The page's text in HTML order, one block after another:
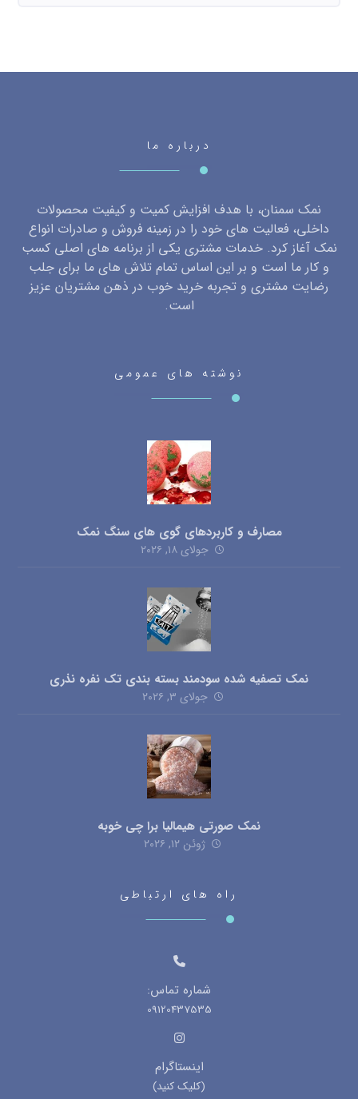
درباره ما
نمک سمنان، با هدف افزایش کمیت و کیفیت محصولات
داخلی، فعالیت های خود را در زمینه فروش و صادرات انواع
نمک آغاز کرد. خدمات مشتری یکی از برنامه های اصلی کسب
و کار ما است و بر این اساس تمام تلاش های ما برای جلب
رضایت مشتری و تجربه خرید خوب در ذهن مشتریان عزیز
است.
نوشته های عمومی
مصارف و کاربردهای گوی های سنگ نمک
جولای ۱۸, ۲۰۲۶
نمک تصفیه شده سودمند بسته بندی تک نفره نذری
جولای ۳, ۲۰۲۶
نمک صورتی هیمالیا برا چی خوبه
ژوئن ۱۲, ۲۰۲۶
راه های ارتباطی
شماره تماس:
09120437535
اینستاگرام
(کلیک کنید)